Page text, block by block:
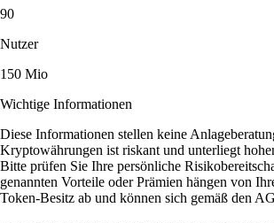
90
Nutzer
150 Mio
Wichtige Informationen
Diese Informationen stellen keine
Kryptowährungen ist riskant und unterliegt
Bitte prüfen Sie Ihre persönliche
genannten Vorteile oder Prämien hängen von
Token-Besitz ab und können sich gemäß den